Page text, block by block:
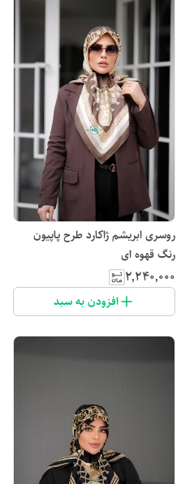
روسری ابریشم ژاکارد طرح پاپیون
رنگ قهوه ای
۲٬۲۴۰٬۰۰۰
افزودن به سبد